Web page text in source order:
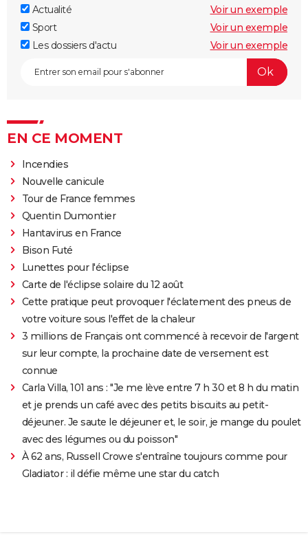
Actualité
Voir un exemple
Sport
Voir un exemple
Les dossiers d'actu
Voir un exemple
EN CE MOMENT
Incendies
Nouvelle canicule
Tour de France femmes
Quentin Dumontier
Hantavirus en France
Bison Futé
Lunettes pour l'éclipse
Carte de l'éclipse solaire du 12 août
Cette pratique peut provoquer l'éclatement des pneus de
votre voiture sous l'effet de la chaleur
3 millions de Français ont commencé à recevoir de l'argent
sur leur compte, la prochaine date de versement est
connue
Carla Villa, 101 ans : "Je me lève entre 7 h 30 et 8 h du matin
et je prends un café avec des petits biscuits au petit-
déjeuner. Je saute le déjeuner et, le soir, je mange du poulet
avec des légumes ou du poisson"
À 62 ans, Russell Crowe s'entraîne toujours comme pour
Gladiator : il défie même une star du catch